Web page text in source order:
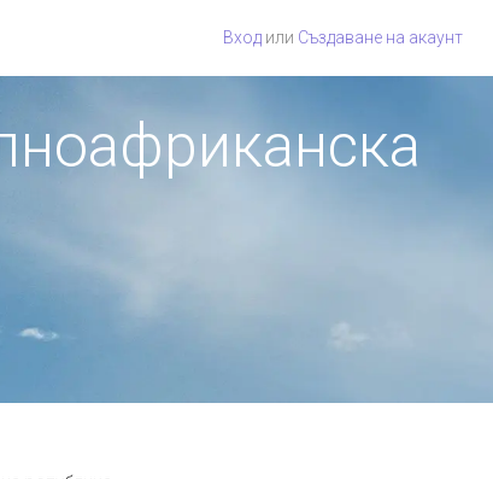
Вход или Създаване на акаунт